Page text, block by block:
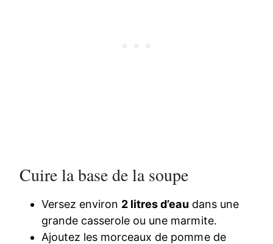
Cuire la base de la soupe
Versez environ 2 litres d’eau dans une
grande casserole ou une marmite.
Ajoutez les morceaux de pomme de